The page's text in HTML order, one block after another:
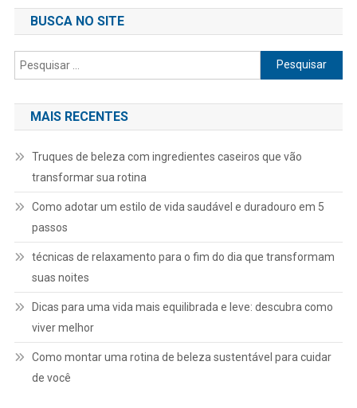
BUSCA NO SITE
Pesquisar
por:
MAIS RECENTES
Truques de beleza com ingredientes caseiros que vão
transformar sua rotina
Como adotar um estilo de vida saudável e duradouro em 5
passos
técnicas de relaxamento para o fim do dia que transformam
suas noites
Dicas para uma vida mais equilibrada e leve: descubra como
viver melhor
Como montar uma rotina de beleza sustentável para cuidar
de você